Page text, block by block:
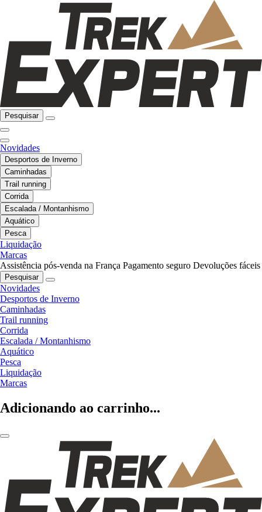
Pesquisar
Novidades
Desportos de Inverno
Caminhadas
Trail running
Corrida
Escalada / Montanhismo
Aquático
Pesca
Liquidação
Marcas
Assistência pós-venda na França Pagamento seguro Devoluções fáceis
Pesquisar
Novidades
Desportos de Inverno
Caminhadas
Trail running
Corrida
Escalada / Montanhismo
Aquático
Pesca
Liquidação
Marcas
Adicionando ao carrinho...